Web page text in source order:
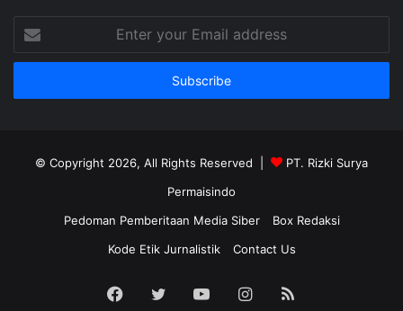
your
Email
© Copyright 2026, All Rights Reserved |
PT. Rizki Surya
Permaisindo
Pedoman Pemberitaan Media Siber
Box Redaksi
Kode Etik Jurnalistik
Contact Us
Facebook
Twitter YouTubeInstagram